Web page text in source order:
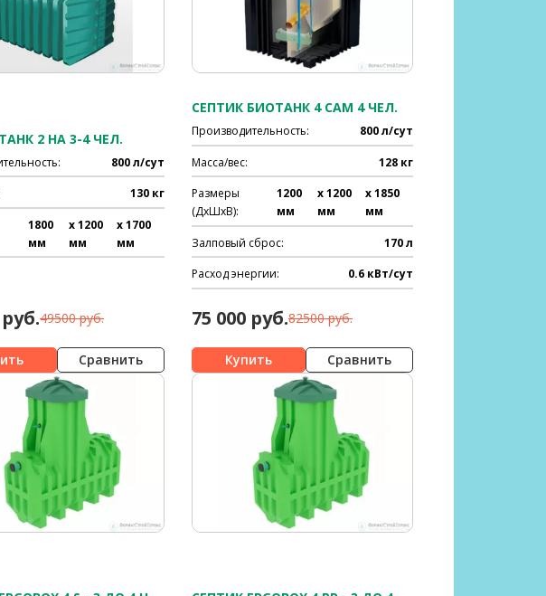
2 НА 3-4 ЧЕЛ.
800 л/сут
130 кг
1800
мм
x 1200
мм
x 1700
мм
49500 руб.
Сравнить
СЕПТИК БИОТАНК 4 САМ 4 ЧЕЛ.
Производительность: 800 л/сут
Масса/вес: 128 кг
Размеры
(ДхШхВ):
1200
мм
x 1200
мм
x 1850
мм
Залповый сброс: 170 л
Расход энергии: 0.6 кВт/сут
75 000 руб.82500 руб.
Сравнить